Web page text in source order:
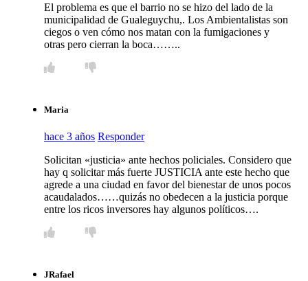
El problema es que el barrio no se hizo del lado de la
municipalidad de Gualeguychu,. Los Ambientalistas son
ciegos o ven cómo nos matan con la fumigaciones y
otras pero cierran la boca……..
Maria
hace 3 años Responder
Solicitan «justicia» ante hechos policiales. Considero que
hay q solicitar más fuerte JUSTICIA ante este hecho que
agrede a una ciudad en favor del bienestar de unos pocos
acaudalados……quizás no obedecen a la justicia porque
entre los ricos inversores hay algunos políticos….
JRafael